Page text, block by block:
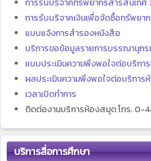
การรับบริจาคทรัพยากรสารสนเทศ
การรับบริจาคเงินเพื่อจัดซื้อทรัพยา
แบบแจ้งการสำรองหนังสือ
บริการขอข้อมูลรายการบรรณานุกร
แบบประเมินความพึงพอใจต่อบริกา
ผลประเมินความพึงพอใจต่อบริการ
เวลาเปิดทำการ
ติดต่องานบริการห้องสมุด โทร. 0-
บริการสื่อการศึกษา